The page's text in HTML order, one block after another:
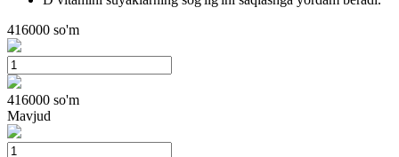
416000 so'm
416000 so'm
Mavjud